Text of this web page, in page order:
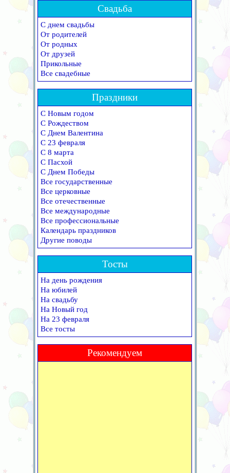
Свадьба
С днем свадьбы
От родителей
От родных
От друзей
Прикольные
Все свадебные
Праздники
С Новым годом
С Рождеством
С Днем Валентина
С 23 февраля
С 8 марта
С Пасхой
С Днем Победы
Все государственные
Все церковные
Все отечественные
Все международные
Все профессиональные
Календарь праздников
Другие поводы
Тосты
На день рождения
На юбилей
На свадьбу
На Новый год
На 23 февраля
Все тосты
Рекомендуем